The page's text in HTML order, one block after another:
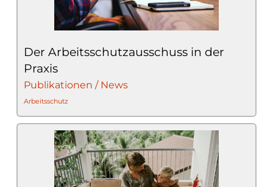
Der Arbeitsschutzausschuss in der
Praxis
Publikationen / News
Arbeitsschutz